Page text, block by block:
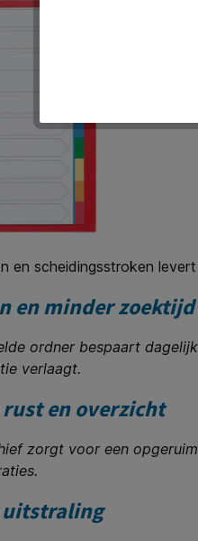
en scheidingsstroken
en minder zoektijd
ordner bespaart
verlaagt.
en overzicht
zorgt voor een
uitstraling